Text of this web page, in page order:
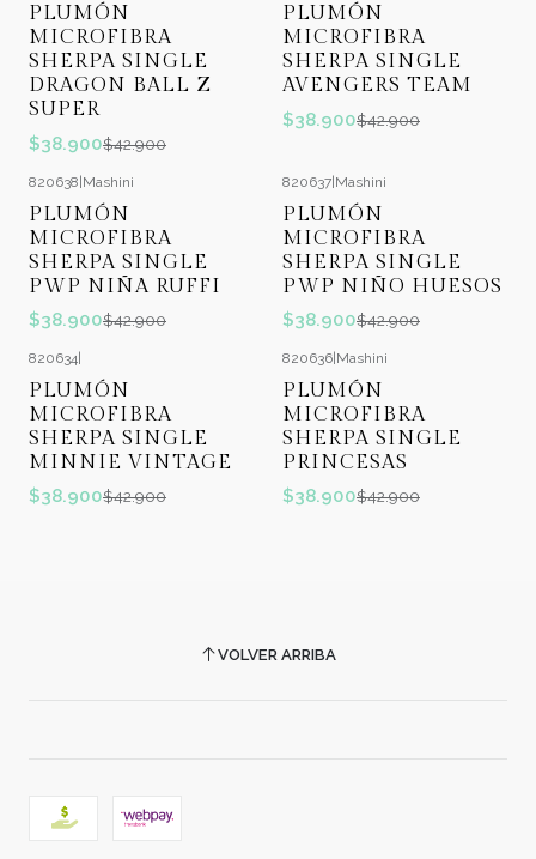
PLUMÓN
MICROFIBRA
SHERPA SINGLE
DRAGON BALL Z
SUPER
$38.900$42.900
PLUMÓN
MICROFIBRA
SHERPA SINGLE
AVENGERS TEAM
$38.900$42.900
820638|Mashini
PLUMÓN
MICROFIBRA
SHERPA SINGLE
PWP NIÑA RUFFI
$38.900$42.900
820637|Mashini
PLUMÓN
MICROFIBRA
SHERPA SINGLE
PWP NIÑO HUESOS
$38.900$42.900
820634
PLUMÓN
MICROFIBRA
SHERPA SINGLE
MINNIE VINTAGE
$38.900$42.900
820636 Mashini
PLUMÓN
MICROFIBRA
SHERPA SINGLE
PRINCESAS
$38.900$42.900
VOLVER ARRIBA